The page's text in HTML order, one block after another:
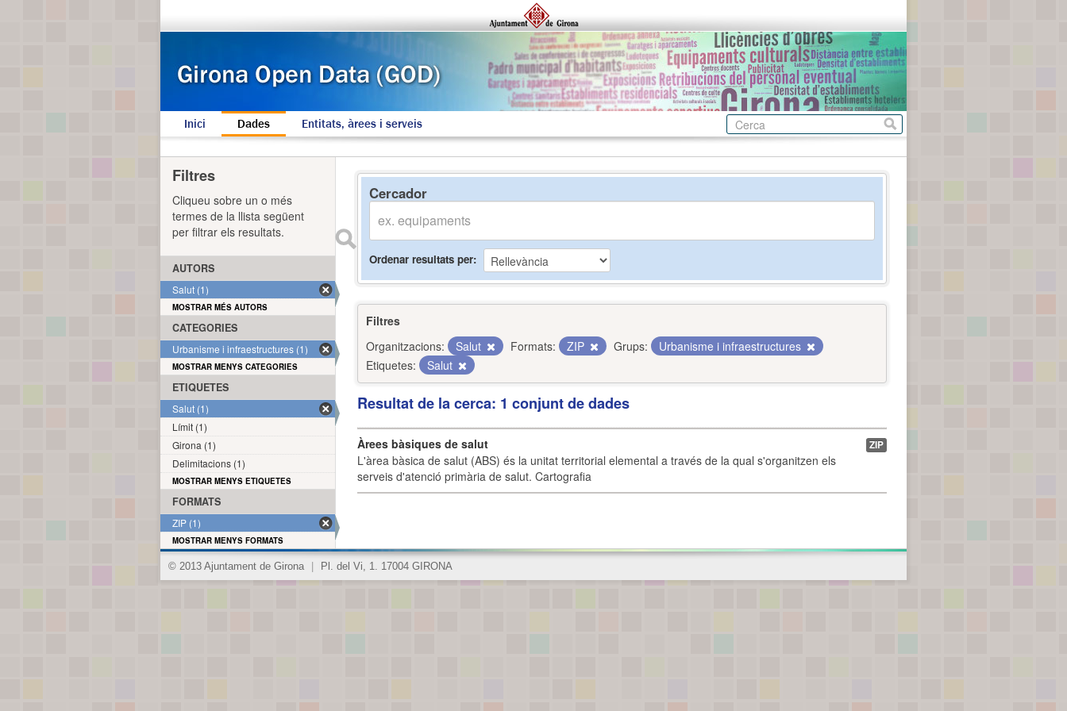
Inici Dades Entitats, àrees i serveis
Cercador
Ordenar resultats per
Filtres
Organitzacions:
Salut Formats: ZIP Grups:
Urbanisme i infraestructures
Etiquetes:
Salut
Resultat de la cerca: 1 conjunt de dades
Àrees bàsiques de salut
L'àrea bàsica de salut (ABS) és la unitat territorial elemental a través de la qual s'organitzen els
serveis d'atenció primària de salut. Cartografia
ZIP
Filtres
Cliqueu sobre un o més
termes de la llista següent
per filtrar els resultats.
AUTORS
Salut (1)
MOSTRAR MÉS AUTORS
CATEGORIES
Urbanisme i infraestructures (1)
MOSTRAR MENYS CATEGORIES
ETIQUETES
Salut (1)
Límit (1)
Girona (1)
Delimitacions (1)
MOSTRAR MENYS ETIQUETES
FORMATS
ZIP (1)
MOSTRAR MENYS FORMATS
© 2013 Ajuntament de Girona Pl. del Vi, 1. 17004 GIRONA